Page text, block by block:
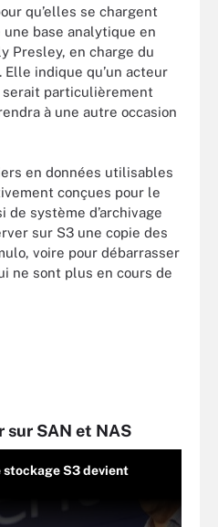
qu’elles se chargent
base analytique en
Presley, en charge du
indique qu’un acteur
particulièrement
à une autre occasion
en données utilisables
conçues pour le
système d’archivage
sur S3 une copie des
voire pour débarrasser
ne sont plus en cours de
sur SAN et NAS
stockage S3 devient